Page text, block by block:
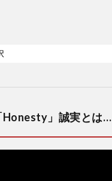
」誠実とは…